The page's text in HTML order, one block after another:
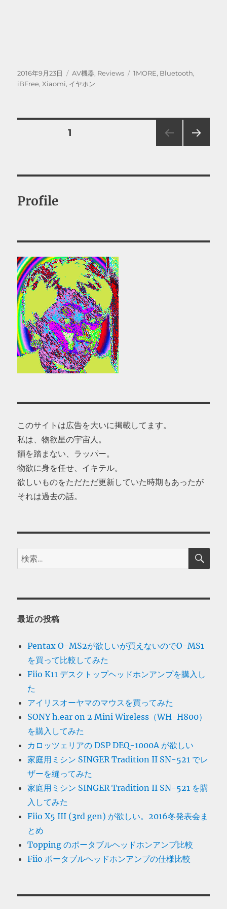
投
稿
2016年9月23日
カ
テ
AV機器, Reviews
タ
1MORE, Bluetooth,
iBFree, Xiaomi, イヤホン
の
ペ
ジ
送
り
固定ページ1
Profile
このサイトは広告を大いに掲載してます。
私は、物欲星の宇宙人。
韻を踏まない、ラッパー。
物欲に身を任せ、イキテル。
欲しいものをただただ更新していた時期もあったが
それは過去の話。
検
索:
検
最近の投稿
Pentax O-MS2が欲しいが買えないのでO-MS1
を買って比較してみた
Fiio K11 デスクトップヘッドホンアンプを購入し
た
アイリスオーヤマのマウスを買ってみた
SONY h.ear on 2 Mini Wireless（WH-H800）
を購入してみた
カロッツェリアの DSP DEQ-1000A が欲しい
家庭用ミシン SINGER Tradition II SN-521 でレ
ザーを縫ってみた
家庭用ミシン SINGER Tradition II SN-521 を購
入してみた
Fiio X5 III (3rd gen) が欲しい。2016冬発表会ま
とめ
Topping のポータブルヘッドホンアンプ比較
Fiio ポータブルヘッドホンアンプの仕様比較